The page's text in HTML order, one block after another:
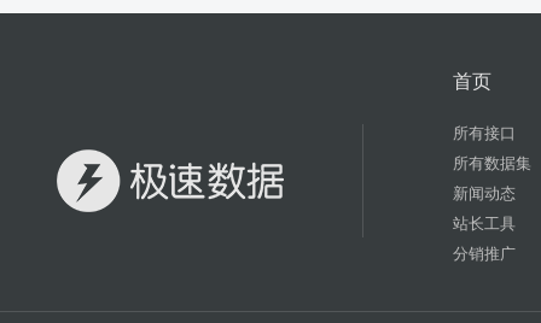
首页
所有接口
所有数据集
新闻动态
站长工具
分销推广